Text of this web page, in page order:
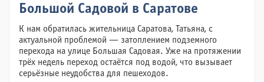
Большой Садовой в Саратове
К нам обратилась жительница Саратова, Татьяна, с
актуальной проблемой — затоплением подземного
перехода на улице Большая Садовая. Уже на протяжении
трёх недель переход остаётся под водой, что вызывает
серьёзные неудобства для пешеходов.